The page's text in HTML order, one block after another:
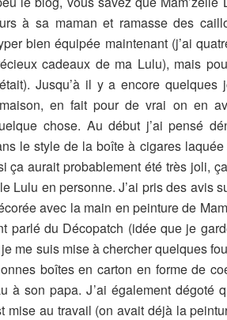
E
U
R
à sa maman et ramasse des
bien équipée maintenant (j’ai
cadeaux de ma Lulu), mais
Jusqu’à il y a encore
en fait pour de vrai on en
chose. Au début j’ai pensé
le style de la boîte à cigares
ça aurait probablement été très joli,
Lulu en personne. J’ai pris des avis
avec la main en peinture de
parlé du Décopatch (idée que je
me suis mise à chercher quelques
boîtes en carton en forme de
à son papa. J’ai également dégoté
mise au travail (on avait déjà la